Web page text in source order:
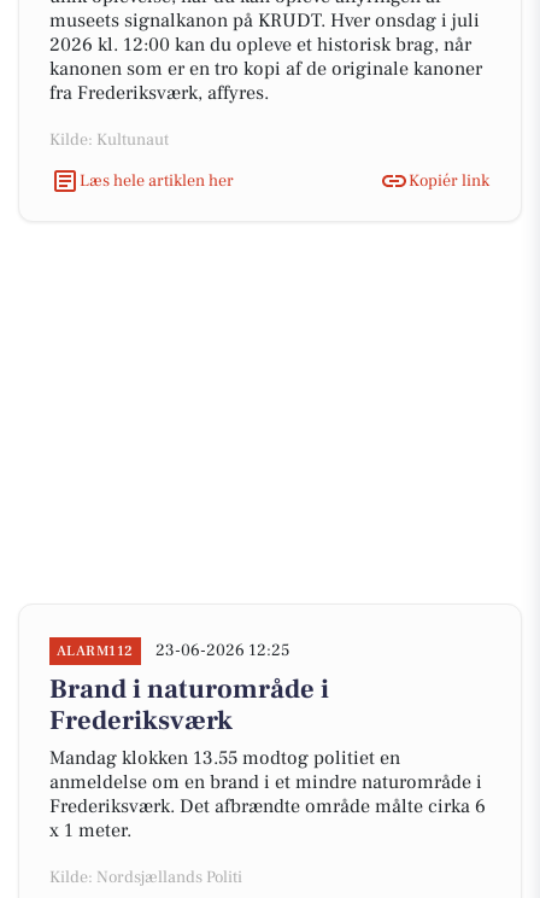
museets signalkanon på KRUDT. Hver onsdag i juli
2026 kl. 12:00 kan du opleve et historisk brag, når
kanonen som er en tro kopi af de originale kanoner
fra Frederiksværk, affyres.
Kilde: Kultunaut
Læs hele artiklen her
Kopiér link
ALARM112 23-06-2026 12:25
Brand i naturområde i
Frederiksværk
Mandag klokken 13.55 modtog politiet en
anmeldelse om en brand i et mindre naturområde i
Frederiksværk. Det afbrændte område målte cirka 6
x 1 meter.
Kilde: Nordsjællands Politi